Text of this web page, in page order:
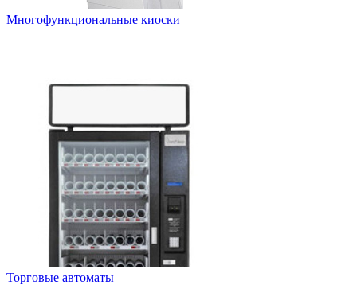
Многофункциональные киоски
Торговые автоматы